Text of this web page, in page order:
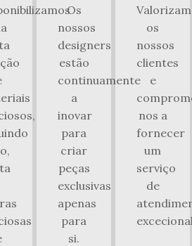
Os
nossos
designers
estão
continuamente
a
inovar
para
criar
peças
exclusivas
apenas
para
si.
os
nossos
clientes
e
nos a
fornecer
um
serviço
de